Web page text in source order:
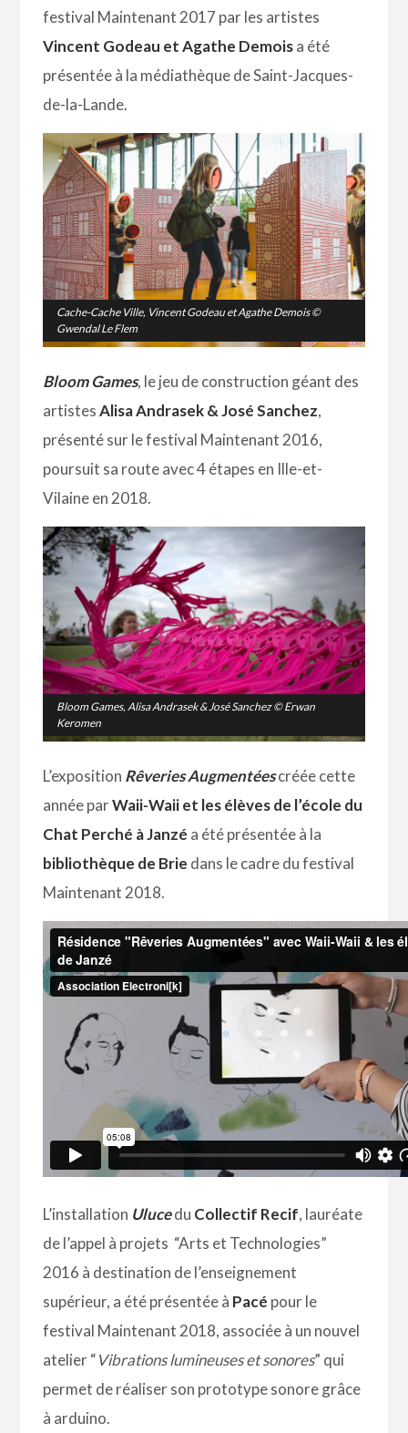
festival Maintenant 2017 par les artistes
Vincent Godeau et Agathe Demoisa été
présentée à la médiathèque de Saint-Jacques-
de-la-Lande.
Cache-Cache Ville, Vincent Godeau et Agathe Demois ©
Gwendal Le Flem
Bloom Games, le jeu de construction géant des
artistesAlisa Andrasek & José Sanchez,
présenté sur le festival Maintenant 2016,
poursuit sa route avec 4 étapes en Ille-et-
Vilaine en 2018.
Bloom Games, Alisa Andrasek & José Sanchez © Erwan
Keromen
L’exposition Rêveries Augmentéescréée cette
année parWaii-Waiiet les élèves de l’école du
Chat Perché à Janzé a été présentée à la
bibliothèque de Brie dans le cadre du festival
Maintenant 2018.
L’installation Ulucedu Collectif Recif, lauréate
de l’appel à projets “Arts et Technologies”
2016 à destination de l’enseignement
supérieur, a été présentée à Pacé pour le
festival Maintenant 2018, associée à un nouvel
atelier “Vibrations lumineuses et sonores” qui
permet de réaliser son prototype sonore grâce
à arduino.